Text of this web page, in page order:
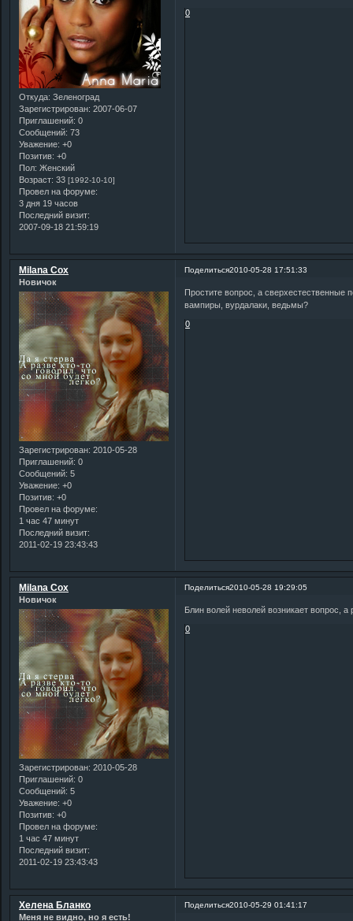
Откуда: Зеленоград
Зарегистрирован: 2007-06-07
Приглашений: 0
Сообщений: 73
Уважение: +0
Позитив: +0
Пол: Женский
Возраст: 33 [1992-10-10]
Провел на форуме:
3 дня 19 часов
Последний визит:
2007-09-18 21:59:19
0
Поделиться2010-05-28 17:51:33
Milana Cox
Новичок
Зарегистрирован: 2010-05-28
Приглашений: 0
Сообщений: 5
Уважение: +0
Позитив: +0
Провел на форуме:
1 час 47 минут
Последний визит:
2011-02-19 23:43:43
Простите вопрос, а сверхестественные
вампиры, вурдалаки, ведьмы?
0
Поделиться2010-05-28 19:29:05
Milana Cox
Новичок
Зарегистрирован: 2010-05-28
Приглашений: 0
Сообщений: 5
Уважение: +0
Позитив: +0
Провел на форуме:
1 час 47 минут
Последний визит:
2011-02-19 23:43:43
Блин волей неволей возникает вопрос,
0
Поделиться2010-05-29 01:41:17
Хелена Бланко
Меня не видно, но я есть!